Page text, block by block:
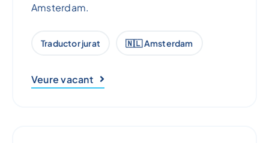
Amsterdam.
Traductor jurat 🇳🇱 Amsterdam
Veure vacant